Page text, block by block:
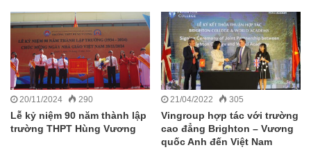
20/11/2024 290
Lễ kỷ niệm 90 năm thành lập
trường THPT Hùng Vương
21/04/2022 305
Vingroup hợp tác với trường
cao đẳng Brighton – Vương
quốc Anh đến Việt Nam